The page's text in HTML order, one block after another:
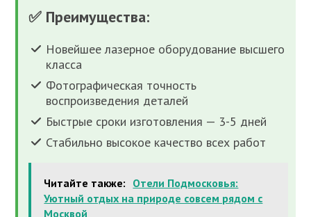
✅ Преимущества:
Новейшее лазерное оборудование высшего
класса
Фотографическая точность
воспроизведения деталей
Быстрые сроки изготовления — 3-5 дней
Стабильно высокое качество всех работ
Читайте также: Отели Подмосковья:
Уютный отдых на природе совсем рядом с
Москвой